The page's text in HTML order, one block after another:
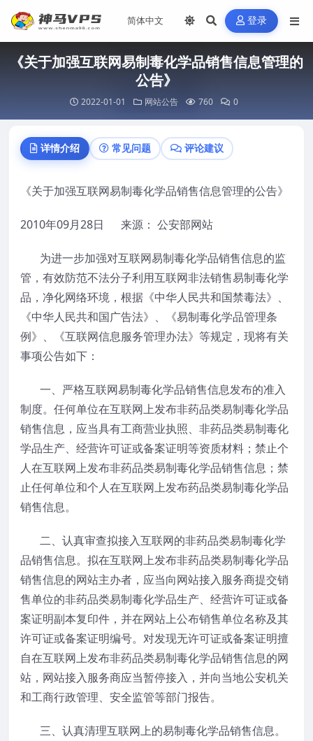
登录
《关于加强互联网易制毒化学品销售信息管理的
公告》
2022-01-01 网站公告 760 0
详情介绍 常见问题 评论建议
《关于加强互联网易制毒化学品销售信息管理的公告》
2010年09月28日 来源： 公安部网站
为进一步加强对互联网易制毒化学品销售信息的监
管，有效防范不法分子利用互联网非法销售易制毒化学
品，净化网络环境，根据《中华人民共和国禁毒法》、
《中华人民共和国广告法》、《易制毒化学品管理条
例》、《互联网信息服务管理办法》等规定，现将有关
事项公告如下：
一、严格互联网易制毒化学品销售信息发布的准入
制度。任何单位在互联网上发布非药品类易制毒化学品
销售信息，应当具有工商营业执照、非药品类易制毒化
学品生产、经营许可证或备案证明等资质材料；禁止个
人在互联网上发布非药品类易制毒化学品销售信息；禁
止任何单位和个人在互联网上发布药品类易制毒化学品
销售信息。
二、认真审查拟接入互联网的非药品类易制毒化学
品销售信息。拟在互联网上发布非药品类易制毒化学品
销售信息的网站主办者，应当向网站接入服务商提交销
售单位的非药品类易制毒化学品生产、经营许可证或备
案证明副本复印件，并在网站上公布销售单位名称及其
许可证或备案证明编号。对发现无许可证或备案证明擅
自在互联网上发布非药品类易制毒化学品销售信息的网
站，网站接入服务商应当暂停接入，并向当地公安机关
和工商行政管理、安全监管等部门报告。
三、认真清理互联网上的易制毒化学品销售信息。